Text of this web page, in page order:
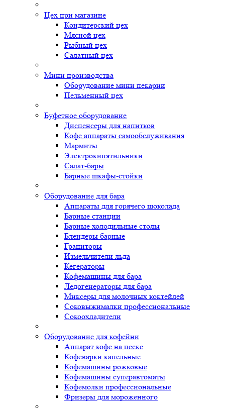
Цех при магазине
Кондитерский цех
Мясной цех
Рыбный цех
Салатный цех
Мини производства
Оборудование мини пекарни
Пельменный цех
Буфетное оборудование
Диспенсеры для напитков
Кофе аппараты самообслуживания
Мармиты
Электрокипятильники
Cалат-бары
Барные шкафы-стойки
Оборудование для бара
Аппараты для горячего шоколада
Барные станции
Барные холодильные столы
Блендеры барные
Граниторы
Измельчители льда
Кегераторы
Кофемашины для бара
Ледогенераторы для бара
Миксеры для молочных коктейлей
Соковыжималки профессиональные
Сокоохладители
Оборудование для кофейни
Аппарат кофе на песке
Кофеварки капельные
Кофемашины рожковые
Кофемашины суперавтоматы
Кофемолки профессиональные
Фризеры для мороженного